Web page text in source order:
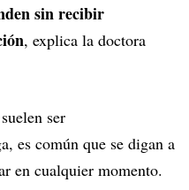
sin recibir
, explica la doctora
ser
es común que se digan a
en cualquier momento.